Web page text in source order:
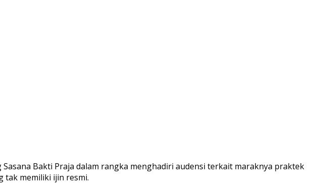
Bakti Praja dalam rangka menghadiri audensi terkait maraknya praktek
tak memiliki ijin resmi.